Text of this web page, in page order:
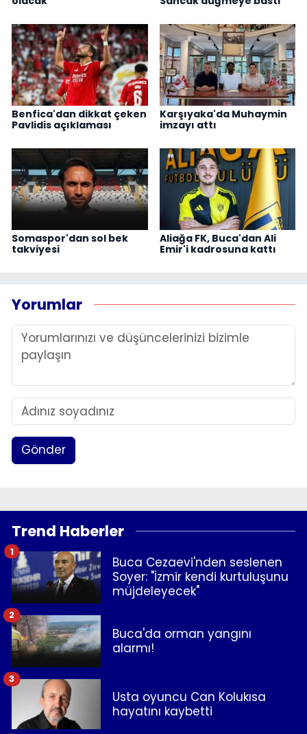
Benfica'dan dikkat çeken
Pavlidis açıklaması
Karşıyaka'da Muhaymin
imzayı attı
Somaspor'dan sol bek
takviyesi
Aliağa FK, Buca'dan Ali
Emir'i kadrosuna kattı
Yorumlar
Gönder
Trend Haberler
Buca Cezaevi'nden seslenen
Soyer: "İzmir kendi kurtuluşunu
müjdeleyecek"
1
Buca'da orman yangını
alarmı!
2
Usta oyuncu Can Kolukısa
hayatını kaybetti
3